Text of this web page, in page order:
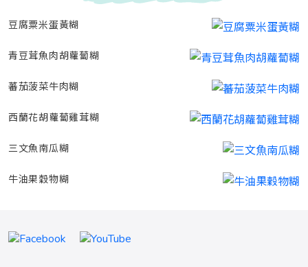
豆腐粟米蛋黃糊
青豆茸魚肉胡蘿蔔糊
蕃茄菠菜牛肉糊
西蘭花胡蘿蔔雞茸糊
三文魚南瓜糊
牛油果穀物糊